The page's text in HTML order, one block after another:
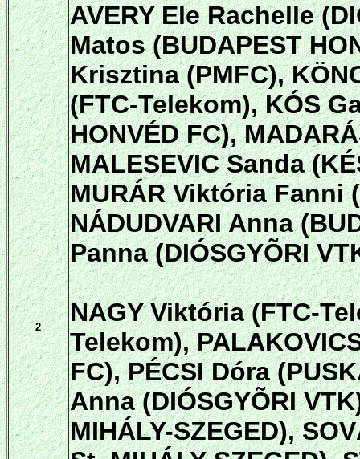
2
AVERY Ele Rachelle
Matos (BUDAPEST
Krisztina (PMFC),
(FTC-Telekom), KÓS
HONVÉD FC),
MALESEVIC Sanda
MURÁR Viktória Fanni
NÁDUDVARI Anna
Panna (DIÓSGYÕRI
NAGY Viktória (FTC-
Telekom),
FC), PÉCSI Dóra
Anna (DIÓSGYÕRI
MIHÁLY-SZEGED),